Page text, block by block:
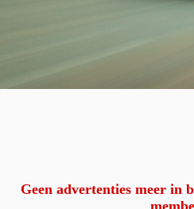
Geen advertenties meer in